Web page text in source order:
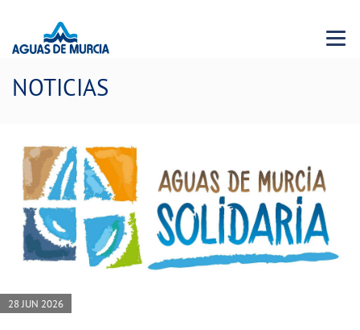
Menu
NOTICIAS
28 JUN 2026